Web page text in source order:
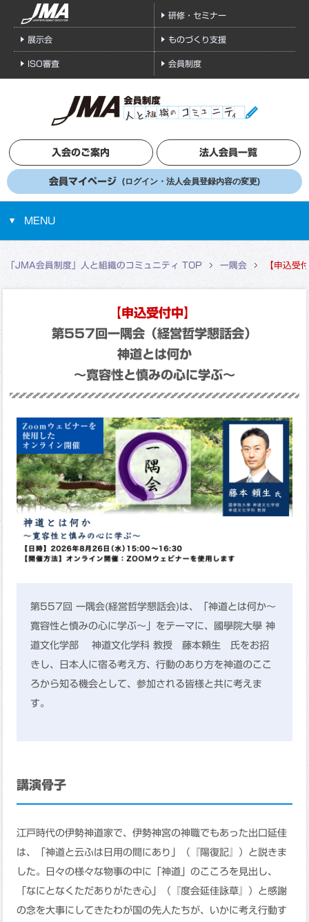
研修・セミナー
展示会 ものづくり支援
ISO審査 会員制度
入会のご案内 法人会員一覧
会員マイページ (ログイン・法人会員登録内容の変更)
MENU
「JMA会員制度」人と組織のコミュニティ TOP 一隅会 【申込受
【申込受付中】
第557回一隅会（経営哲学懇話会）
神道とは何か
～寛容性と慎みの心に学ぶ～
第557回 一隅会(経営哲学懇話会)は、「神道とは何か～
寛容性と慎みの心に学ぶ～」をテーマに、國學院大學 神
道文化学部 神道文化学科 教授 藤本頼生 氏をお招
きし、日本人に宿る考え方、行動のあり方を神道のここ
ろから知る機会として、参加される皆様と共に考えま
す。
講演骨子
江戸時代の伊勢神道家で、伊勢神宮の神職でもあった出口延佳
は、「神道と云ふは日用の間にあり」（『陽復記』）と説きま
した。日々の様々な物事の中に「神道」のこころを見出し、
「なにとなくただありがたき心」（『度会延佳詠草』）と感謝
の念を大事にしてきたわが国の先人たちが、いかに考え行動す